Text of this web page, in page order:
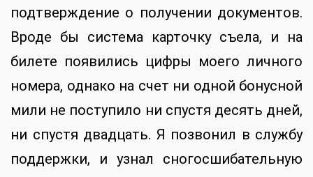
подтверждение о получении документов.
Вроде бы система карточку съела, и на
билете появились цифры моего личного
номера, однако на счет ни одной бонусной
мили не поступило ни спустя десять дней,
ни спустя двадцать. Я позвонил в службу
поддержки, и узнал сногосшибательную